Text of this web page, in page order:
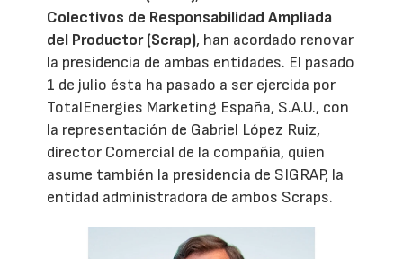
Colectivos de Responsabilidad Ampliada
del Productor (Scrap), han acordado renovar
la presidencia de ambas entidades. El pasado
1 de julio ésta ha pasado a ser ejercida por
TotalEnergies Marketing España, S.A.U., con
la representación de Gabriel López Ruiz,
director Comercial de la compañía, quien
asume también la presidencia de SIGRAP, la
entidad administradora de ambos Scraps.